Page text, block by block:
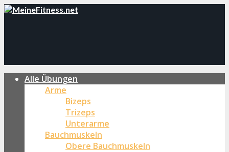
Alle Übungen
Arme
Bizeps
Trizeps
Unterarme
Bauchmuskeln
Obere Bauchmuskeln